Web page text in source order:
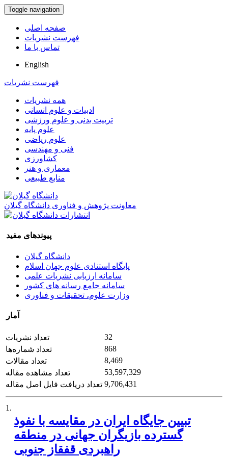
Toggle navigation
صفحه اصلی
فهرست نشریات
تماس با ما
English
فهرست نشریات
همه نشریات
ادبیات و علوم انسانی
تربیت بدنی و علوم ورزشی
علوم پایه
علوم ریاضی
فنی و مهندسی
کشاورزی
معماری و هنر
منابع طبیعی
معاونت پژوهش و فناوری دانشگاه گیلان
پیوندهای مفید
دانشگاه گیلان
پایگاه استنادی علوم جهان اسلام
سامانه ارزیابی نشریات علمی
سامانه جامع رسانه های کشور
وزارت علوم، تحقیقات و فناوری
آمار
تعداد نشریات
32
تعداد شماره‌ها
868
تعداد مقالات
8,469
تعداد مشاهده مقاله
53,597,329
تعداد دریافت فایل اصل مقاله 9,706,431
1.
تبیین جایگاه ایران در مقایسه با نفوذ
گسترده بازیگران جهانی در منطقه
راهبردی قفقاز جنوبی